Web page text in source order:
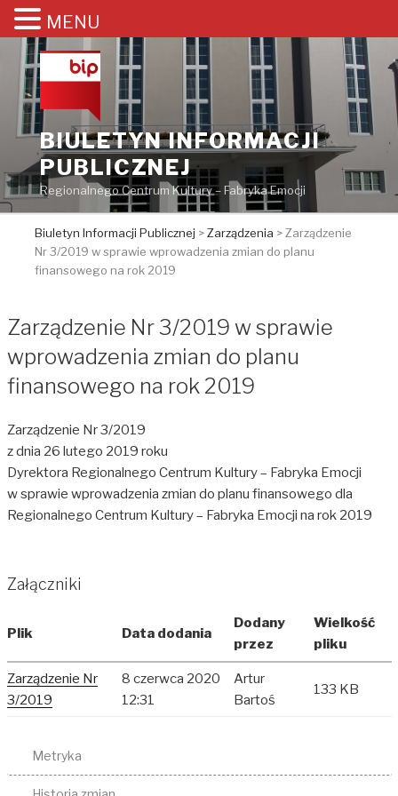
Przejdź
treści
BIULETYN INFORMACJI
PUBLICZNEJ
Regionalnego Centrum Kultury – Fabryka Emocji
Biuletyn Informacji Publicznej >Zarządzenia >Zarządzenie
Nr 3/2019 w sprawie wprowadzenia zmian do planu
finansowego na rok 2019
Zarządzenie Nr 3/2019 w sprawie
wprowadzenia zmian do planu
finansowego na rok 2019
Zarządzenie Nr 3/2019
z dnia 26 lutego 2019 roku
Dyrektora Regionalnego Centrum Kultury – Fabryka Emocji
w sprawie wprowadzenia zmian do planu finansowego dla
Regionalnego Centrum Kultury – Fabryka Emocji na rok 2019
Załączniki
Plik Data dodania
Dodany
przez
Wielkość
pliku
Zarządzenie Nr
3/2019
8 czerwca 2020
12:31
Artur
Bartoś
133 KB
Metryka
MENU